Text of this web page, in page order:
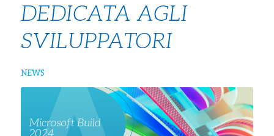
DEDICATA AGLI
SVILUPPATORI
NEWS